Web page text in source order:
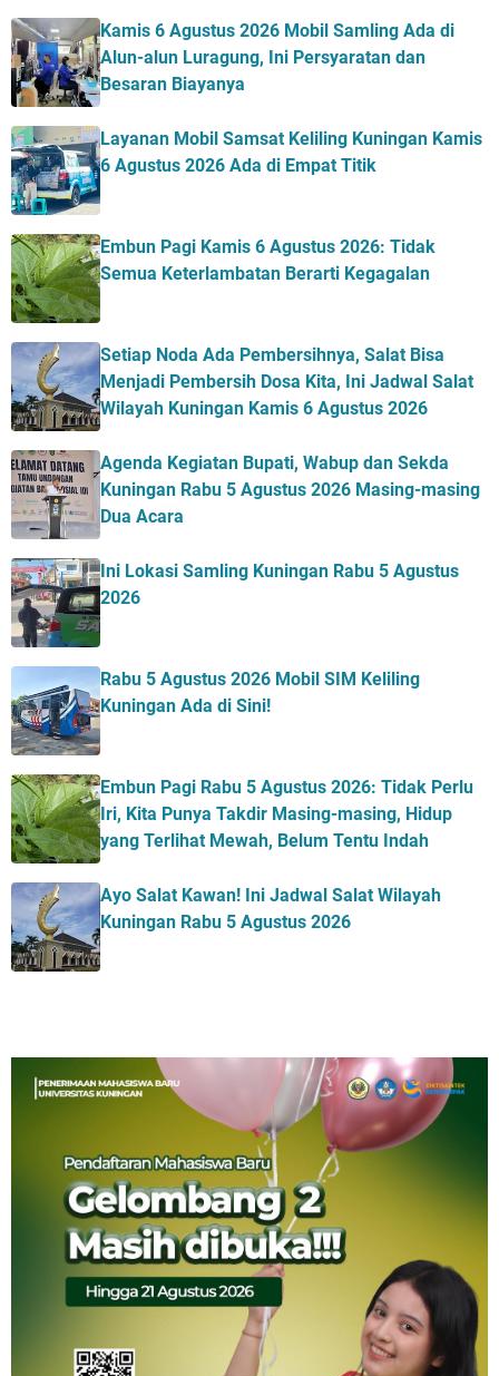
Kamis 6 Agustus 2026 Mobil Samling Ada di
Alun-alun Luragung, Ini Persyaratan dan
Besaran Biayanya
Layanan Mobil Samsat Keliling Kuningan Kamis
6 Agustus 2026 Ada di Empat Titik
Embun Pagi Kamis 6 Agustus 2026: Tidak
Semua Keterlambatan Berarti Kegagalan
Setiap Noda Ada Pembersihnya, Salat Bisa
Menjadi Pembersih Dosa Kita, Ini Jadwal Salat
Wilayah Kuningan Kamis 6 Agustus 2026
Agenda Kegiatan Bupati, Wabup dan Sekda
Kuningan Rabu 5 Agustus 2026 Masing-masing
Dua Acara
Ini Lokasi Samling Kuningan Rabu 5 Agustus
2026
Rabu 5 Agustus 2026 Mobil SIM Keliling
Kuningan Ada di Sini!
Embun Pagi Rabu 5 Agustus 2026: Tidak Perlu
Iri, Kita Punya Takdir Masing-masing, Hidup
yang Terlihat Mewah, Belum Tentu Indah
Ayo Salat Kawan! Ini Jadwal Salat Wilayah
Kuningan Rabu 5 Agustus 2026